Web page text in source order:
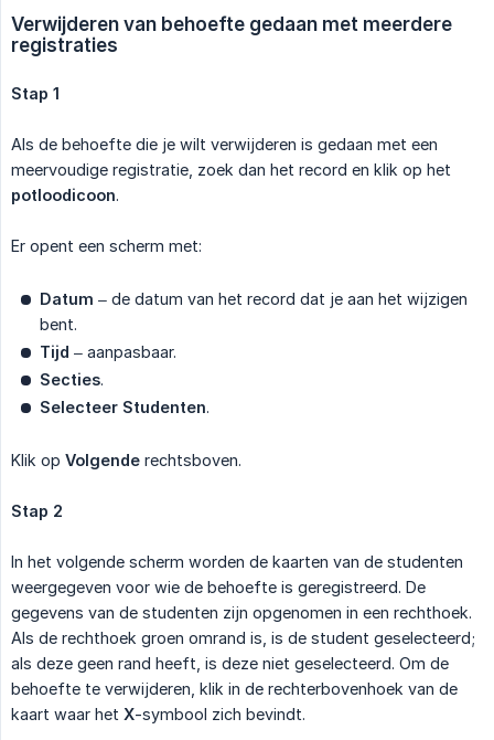
Verwijderen van behoefte gedaan met meerdere
registraties
Stap 1
Als de behoefte die je wilt verwijderen is gedaan met een
meervoudige registratie, zoek dan het record en klik op het
potloodicoon.
Er opent een scherm met:
Datum – de datum van het record dat je aan het wijzigen
bent.
Tijd – aanpasbaar.
Secties.
Selecteer Studenten.
Klik op Volgende rechtsboven.
Stap 2
In het volgende scherm worden de kaarten van de studenten
weergegeven voor wie de behoefte is geregistreerd. De
gegevens van de studenten zijn opgenomen in een rechthoek.
Als de rechthoek groen omrand is, is de student geselecteerd;
als deze geen rand heeft, is deze niet geselecteerd. Om de
behoefte te verwijderen, klik in de rechterbovenhoek van de
kaart waar het X-symbool zich bevindt.